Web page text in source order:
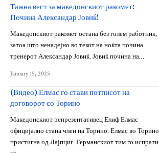
Тажна вест за македонскиот ракомет:
Почина Александар Јовиќ!
Македонскиот ракомет остана без голем работник,
затоа што ненадејно во текот на ноќта почина
тренерот Александар Јовиќ. Јовиќ почина на…
January 15, 2025
(Видео) Елмас го стави потписот на
договорот со Торино
Македонскиот репрезентативец Елиф Елмас
официјално стана член на Торино. Елмас во Торино
пристигна од Лајпциг. Германскиот тим го испрати